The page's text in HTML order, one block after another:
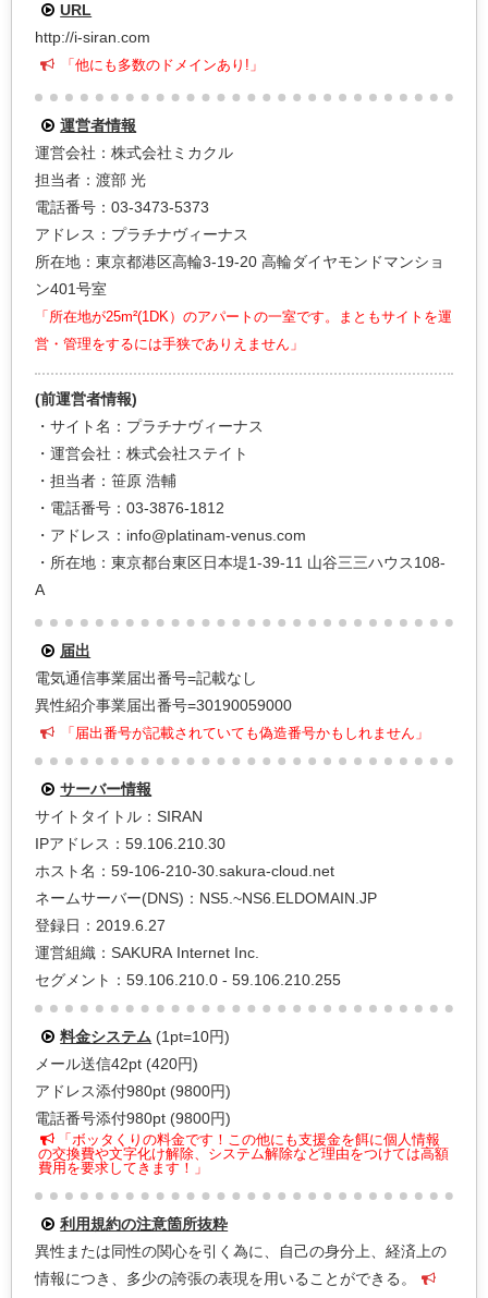
URL
http://i-siran.com
「他にも多数のドメインあり!」
運営者情報
運営会社：株式会社ミカクル
担当者：渡部 光
電話番号：03-3473-5373
アドレス：プラチナヴィーナス
所在地：東京都港区高輪3-19-20 高輪ダイヤモンドマンショ
ン401号室
「所在地が25m²(1DK）のアパートの一室です。まともサイトを運
営・管理をするには手狭でありえません」
(前運営者情報)
・サイト名：プラチナヴィーナス
・運営会社：株式会社ステイト
・担当者：笹原 浩輔
・電話番号：03-3876-1812
・アドレス：info@platinam-venus.com
・所在地：東京都台東区日本堤1-39-11 山谷三三ハウス108-
A
届出
電気通信事業届出番号=記載なし
異性紹介事業届出番号=30190059000
「届出番号が記載されていても偽造番号かもしれません」
サーバー情報
サイトタイトル：SIRAN
IPアドレス：59.106.210.30
ホスト名：59-106-210-30.sakura-cloud.net
ネームサーバー(DNS)：NS5.~NS6.ELDOMAIN.JP
登録日：2019.6.27
運営組織：SAKURA Internet Inc.
セグメント：59.106.210.0 - 59.106.210.255
料金システム (1pt=10円)
メール送信42pt (420円)
アドレス添付980pt (9800円)
電話番号添付980pt (9800円)
「ボッタくりの料金です！この他にも支援金を餌に個人情報
の交換費や文字化け解除、システム解除など理由をつけては高額
費用を要求してきます！」
利用規約の注意箇所抜粋
異性または同性の関心を引く為に、自己の身分上、経済上の
情報につき、多少の誇張の表現を用いることができる。